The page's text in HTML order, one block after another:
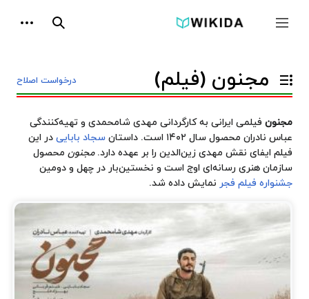
جمع و باز کردن نوار کناری جستجو
درخواست اصلاح تغییر وضعیت فهرست محتویات مجنون (فیلم)
مجنون فیلمی ایرانی به کارگردانی مهدی شامحمدی و تهیه‌کنندگی
عباس نادران محصول سال ۱۴۰۲ است. داستان سجاد بابایی در این
فیلم ایفای نقش مهدی زین‌الدین را بر عهده دارد.مجنون محصول
سازمان هنری رسانه‌ای اوج است و نخستین‌بار در چهل و دومین
جشنواره فیلم فجر نمایش داده شد.
داستان